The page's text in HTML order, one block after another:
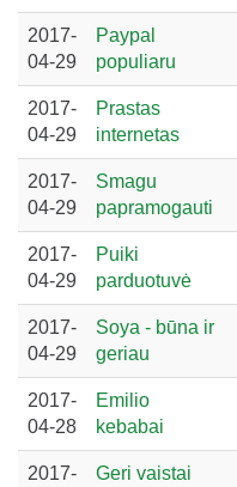
2017-
04-29
Paypal
populiaru
2017-
04-29
Prastas
internetas
2017-
04-29
Smagu
papramogauti
2017-
04-29
Puiki
parduotuvė
2017-
04-29
Soya - būna ir
geriau
2017-
04-28
Emilio
kebabai
2017-
Geri vaistai